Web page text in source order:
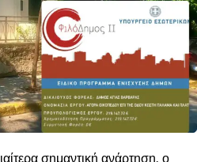
σημαντική ανάρτηση, ο